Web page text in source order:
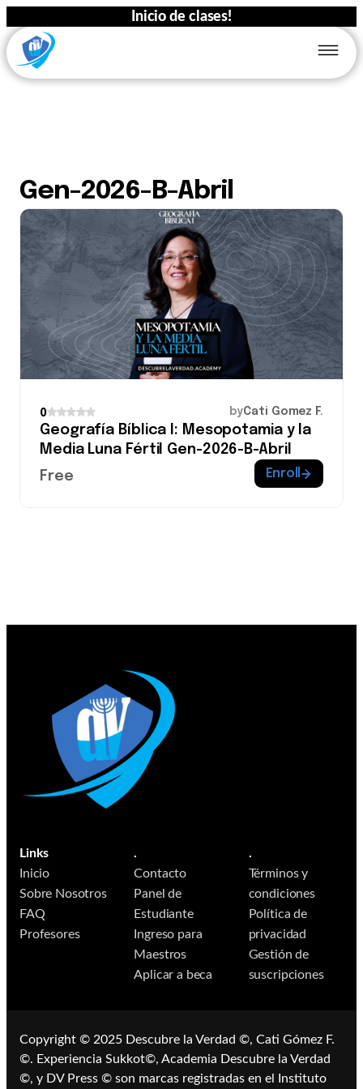
Inicio de clases!
Gen-2026-B-Abril
0 byCati Gomez F.
Geografía Bíblica I: Mesopotamia y la
Media Luna Fértil Gen-2026-B-Abril
Free
Enroll
Links
Inicio
Sobre Nosotros
FAQ
Profesores
.
Contacto
Panel de
Estudiante
Ingreso para
Maestros
Aplicar a beca
.
Términos y
condiciones
Política de
privacidad
Gestión de
suscripciones
Copyright © 2025 ​​Descubre la Verdad ©, Cati Gómez F.
©. Experiencia Sukkot©, Academia Descubre la Verdad
©, y DV Press © son marcas registradas en el Instituto